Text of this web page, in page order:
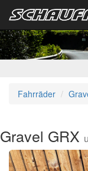
Fahrräder
Gravel GRX